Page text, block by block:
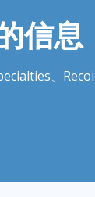
信息
、